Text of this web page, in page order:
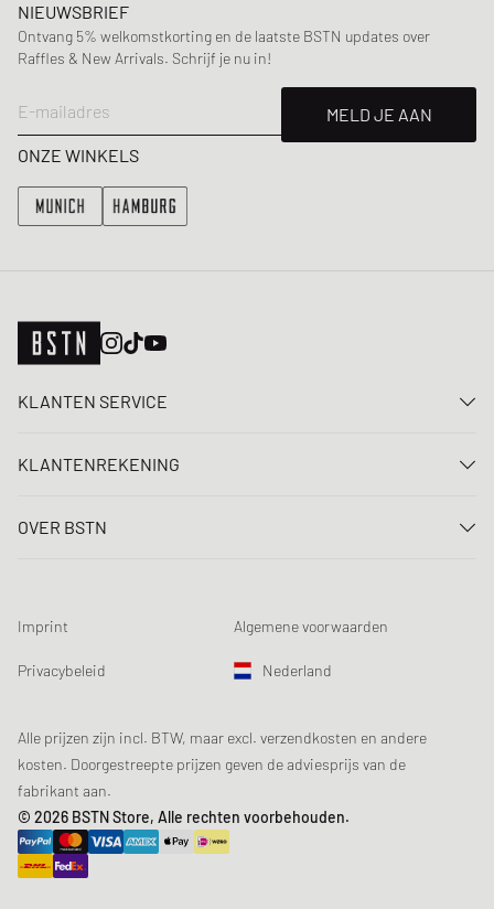
NIEUWSBRIEF
Ontvang 5% welkomstkorting en de laatste BSTN updates over
Raffles & New Arrivals. Schrijf je nu in!
E-mailadres
MELD JE AAN
ONZE WINKELS
KLANTEN SERVICE
FAQ
Loyalty Program
Productveiligheid
KLANTENREKENING
Registreren
Aanmelden nieuwsbrief
Gegevenscontrole
OVER BSTN
Chronicles
Sustainability
Studentenkorting: EDiU
Imprint Algemene voorwaarden
Privacybeleid Nederland
Alle prijzen zijn incl. BTW, maar excl. verzendkosten en andere
kosten. Doorgestreepte prijzen geven de adviesprijs van de
fabrikant aan.
© 2026 BSTN Store, Alle rechten voorbehouden.